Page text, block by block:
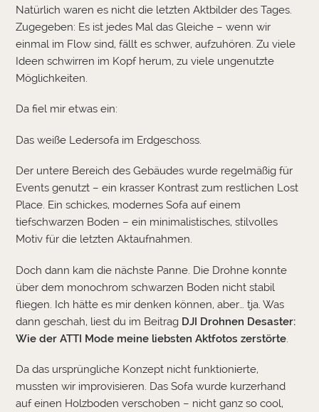
Natürlich waren es nicht die letzten Aktbilder des Tages.
Zugegeben: Es ist jedes Mal das Gleiche – wenn wir
einmal im Flow sind, fällt es schwer, aufzuhören. Zu viele
Ideen schwirren im Kopf herum, zu viele ungenutzte
Möglichkeiten.
Da fiel mir etwas ein:
Das weiße Ledersofa im Erdgeschoss.
Der untere Bereich des Gebäudes wurde regelmäßig für
Events genutzt – ein krasser Kontrast zum restlichen Lost
Place. Ein schickes, modernes Sofa auf einem
tiefschwarzen Boden – ein minimalistisches, stilvolles
Motiv für die letzten Aktaufnahmen.
Doch dann kam die nächste Panne. Die Drohne konnte
über dem monochrom schwarzen Boden nicht stabil
fliegen. Ich hätte es mir denken können, aber… tja. Was
dann geschah, liest du im Beitrag DJI Drohnen Desaster:
Wie der ATTI Mode meine liebsten Aktfotos zerstörte.
Da das ursprüngliche Konzept nicht funktionierte,
mussten wir improvisieren. Das Sofa wurde kurzerhand
auf einen Holzboden verschoben – nicht ganz so cool,